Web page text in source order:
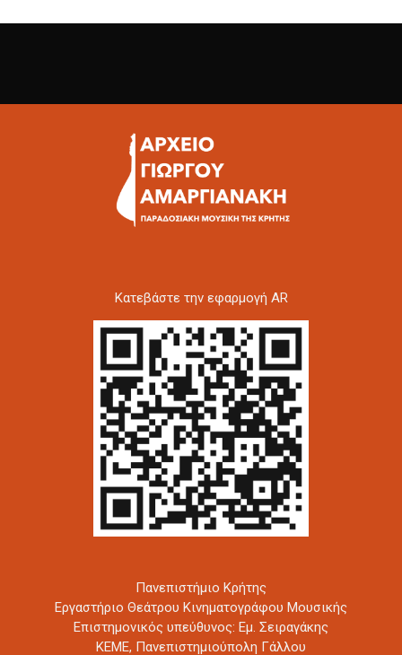
Kατεβάστε την εφαρμογή AR
Πανεπιστήμιο Κρήτης
Εργαστήριο Θεάτρου Κινηματογράφου Μουσικής
Επιστημονικός υπεύθυνος: Εμ. Σειραγάκης
ΚΕΜΕ, Πανεπιστημιούπολη Γάλλου